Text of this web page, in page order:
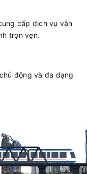
(2 giờ 55 phút)
Tân Sơn Nhất
Tân Sơn Nhất
Limousine 11 chỗ
cấp dịch vụ vận
trọn vẹn.
động và đa dạng